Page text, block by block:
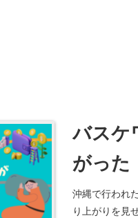
バスケ
がった
沖縄で行われ
り上がりを見